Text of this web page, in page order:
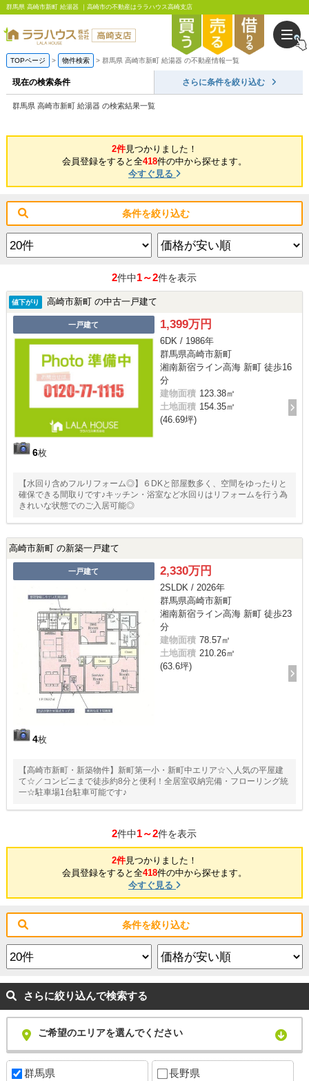
群馬県 高崎市新町 給湯器 ｜高崎市の不動産はララハウス高崎支店
TOPページ 物件検索 群馬県 高崎市新町 給湯器 の不動産情報一覧
現在の検索条件 さらに条件を絞り込む
群馬県 高崎市新町 給湯器 の検索結果一覧
2件見つかりました！
会員登録をすると全418件の中から探せます。
今すぐ見る
条件を絞り込む
2件中1～2件を表示
値下がり 高崎市新町 の中古一戸建て
一戸建て
6枚
1,399万円
6DK / 1986年
群馬県高崎市新町
湘南新宿ライン高海 新町 徒歩16
分
建物面積 123.38㎡
土地面積 154.35㎡
(46.69坪)
【水回り含めフルリフォーム◎】６DKと部屋数多く、空間をゆったりと
確保できる間取りです♪キッチン・浴室など水回りはリフォームを行う為
きれいな状態でのご入居可能◎
高崎市新町 の新築一戸建て
一戸建て
4枚
2,330万円
2SLDK / 2026年
群馬県高崎市新町
湘南新宿ライン高海 新町 徒歩23
分
建物面積 78.57㎡
土地面積 210.26㎡
(63.6坪)
【高崎市新町・新築物件】新町第一小・新町中エリア☆＼人気の平屋建
て☆／コンビニまで徒歩約8分と便利！全居室収納完備・フローリング統
一☆駐車場1台駐車可能です♪
2件中1～2件を表示
2件見つかりました！
会員登録をすると全418件の中から探せます。
今すぐ見る
条件を絞り込む
さらに絞り込んで検索する
ご希望のエリアを選んでください
群馬県 長野県